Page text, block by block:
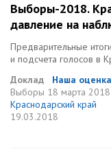
Выборы-2018.
давление на
Предварительные
и подсчета голосов в
Доклад
Наша оценка
Выборы 18 марта 2018
Краснодарский край
19.03.2018